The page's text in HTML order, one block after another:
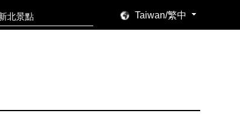
Taiwan/繁中